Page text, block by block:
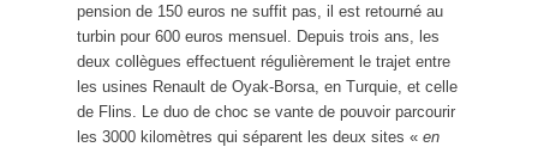
pension de 150 euros ne suffit pas, il est retourné au
turbin pour 600 euros mensuel. Depuis trois ans, les
deux collègues effectuent régulièrement le trajet entre
les usines Renault de Oyak-Borsa, en Turquie, et celle
de Flins. Le duo de choc se vante de pouvoir parcourir
les 3000 kilomètres qui séparent les deux sites « en